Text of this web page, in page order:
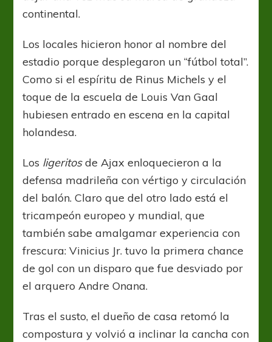
continental.
Los locales hicieron honor al nombre del
estadio porque desplegaron un “fútbol total”.
Como si el espíritu de Rinus Michels y el
toque de la escuela de Louis Van Gaal
hubiesen entrado en escena en la capital
holandesa.
Los ligeritosde Ajax enloquecieron a la
defensa madrileña con vértigo y circulación
del balón. Claro que del otro lado está el
tricampeón europeo y mundial, que
también sabe amalgamar experiencia con
frescura: Vinicius Jr. tuvo la primera chance
de gol con un disparo que fue desviado por
el arquero Andre Onana.
Tras el susto, el dueño de casa retomó la
compostura y volvió a inclinar la cancha con